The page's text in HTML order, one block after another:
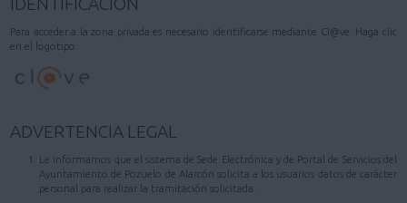
MI CARPETA
INFORMACIÓN MUNICIPAL
AYUDA
Para acceder a la zona privada es necesario identificarse mediante Cl@ve. Haga clic
en el logotipo.
ADVERTENCIA LEGAL
Le informamos que el sistema de Sede Electrónica y de Portal de Servicios del
Ayuntamiento de Pozuelo de Alarcón solicita a los usuarios datos de carácter
personal para realizar la tramitación solicitada.